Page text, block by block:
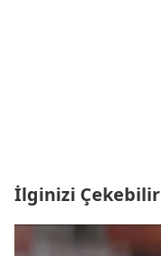
İlginizi Çekebilir